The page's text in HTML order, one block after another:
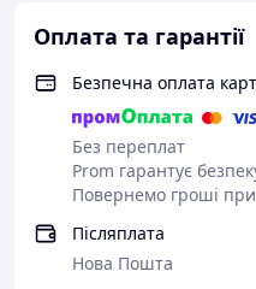
Оплата та гарантії
Безпечна оплата
Без переплат
Prom гарантує
Повернемо гроші при
Післяплата
Нова Пошта